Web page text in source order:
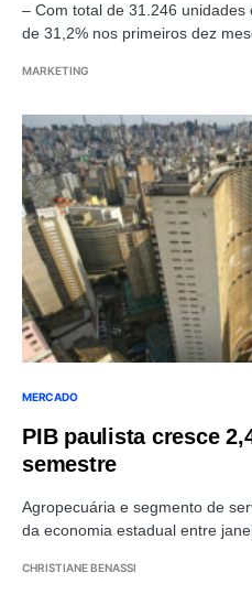
– Com total de 31.246
de 31,2% nos primeiros dez
MARKETING
MERCADO
PIB paulista cresce
semestre
Agropecuária e segmento de
da economia estadual entre
CHRISTIANE BENASSI